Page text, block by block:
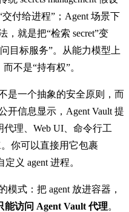
付给进程”；Agent 场景下
就是把“检索 secret”变
目标服务”。从能力模型上
不是“持有权”。
是一个抽象的安全原则，而
开信息显示，Agent Vault 提
理、Web UI、命令行工
你可以直接用它包裹
定义 agent 进程。
式：把 agent 放进容器，
能访问 Agent Vault 代理。